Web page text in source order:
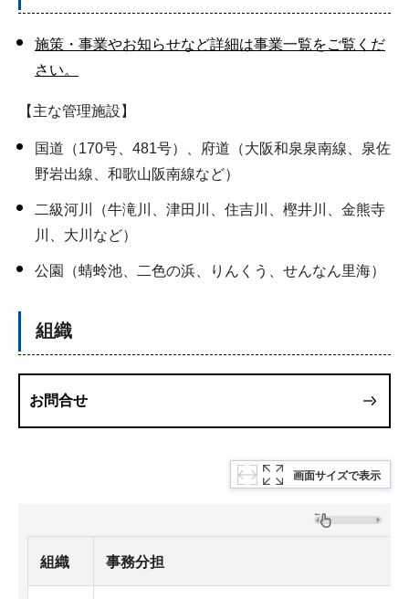
施策・事業やお知らせなど詳細は事業一覧をご覧くだ
さい。
【主な管理施設】
国道（170号、481号）、府道（大阪和泉泉南線、泉佐
野岩出線、和歌山阪南線など）
二級河川（牛滝川、津田川、住吉川、樫井川、金熊寺
川、大川など）
公園（蜻蛉池、二色の浜、りんくう、せんなん里海）
組織
お問合せ
画面サイズで表示
組織 事務分担